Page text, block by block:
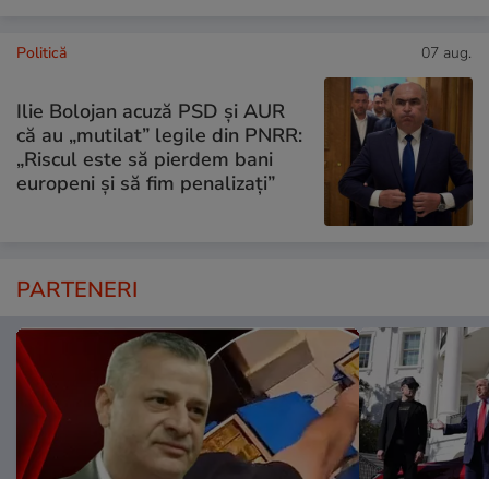
Politică 07 aug.
Ilie Bolojan acuză PSD și AUR
că au „mutilat” legile din PNRR:
„Riscul este să pierdem bani
europeni și să fim penalizați”
PARTENERI